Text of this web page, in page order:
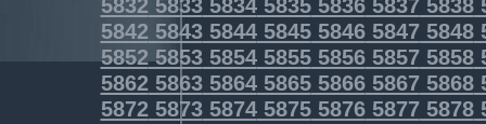
5842584358445845584658475848
5852585358545855585658575858
5862586358645865586658675868
5872587358745875587658775878